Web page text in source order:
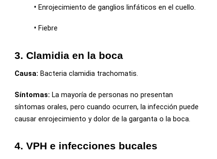
• Enrojecimiento de ganglios linfáticos en el cuello.
• Fiebre
3. Clamidia en la boca
Causa: Bacteria clamidia trachomatis.
Síntomas: La mayoría de personas no presentan
síntomas orales, pero cuando ocurren, la infección puede
causar enrojecimiento y dolor de la garganta o la boca.
4. VPH e infecciones bucales